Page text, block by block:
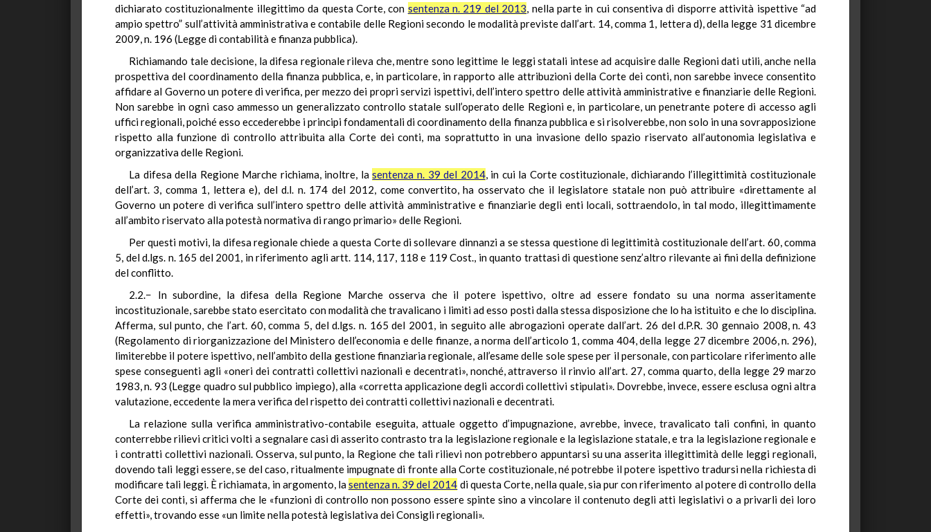
dichiarato costituzionalmente illegittimo da questa Corte, con sentenza n. 219 del 2013, nella parte in cui consentiva di disporre attività ispettive “ad
ampio spettro” sull’attività amministrativa e contabile delle Regioni secondo le modalità previste dall’art. 14, comma 1, lettera d), della legge 31 dicembre
2009, n. 196 (Legge di contabilità e finanza pubblica).
Richiamando tale decisione, la difesa regionale rileva che, mentre sono legittime le leggi statali intese ad acquisire dalle Regioni dati utili, anche nella
prospettiva del coordinamento della finanza pubblica, e, in particolare, in rapporto alle attribuzioni della Corte dei conti, non sarebbe invece consentito
affidare al Governo un potere di verifica, per mezzo dei propri servizi ispettivi, dell’intero spettro delle attività amministrative e finanziarie delle Regioni.
Non sarebbe in ogni caso ammesso un generalizzato controllo statale sull’operato delle Regioni e, in particolare, un penetrante potere di accesso agli
uffici regionali, poiché esso eccederebbe i principi fondamentali di coordinamento della finanza pubblica e si risolverebbe, non solo in una sovrapposizione
rispetto alla funzione di controllo attribuita alla Corte dei conti, ma soprattutto in una invasione dello spazio riservato all’autonomia legislativa e
organizzativa delle Regioni.
La difesa della Regione Marche richiama, inoltre, lasentenza n. 39 del 2014, in cui la Corte costituzionale, dichiarando l’illegittimità costituzionale
dell’art. 3, comma 1, lettera e), del d.l. n. 174 del 2012, come convertito, ha osservato che il legislatore statale non può attribuire «direttamente al
Governo un potere di verifica sull’intero spettro delle attività amministrative e finanziarie degli enti locali, sottraendolo, in tal modo, illegittimamente
all’ambito riservato alla potestà normativa di rango primario» delle Regioni.
Per questi motivi, la difesa regionale chiede a questa Corte di sollevare dinnanzi a se stessa questione di legittimità costituzionale dell’art. 60, comma
5, del d.lgs. n. 165 del 2001, in riferimento agli artt. 114, 117, 118 e 119 Cost., in quanto trattasi di questione senz’altro rilevante ai fini della definizione
del conflitto.
2.2.− In subordine, la difesa della Regione Marche osserva che il potere ispettivo, oltre ad essere fondato su una norma asseritamente
incostituzionale, sarebbe stato esercitato con modalità che travalicano i limiti ad esso posti dalla stessa disposizione che lo ha istituito e che lo disciplina.
Afferma, sul punto, che l’art. 60, comma 5, del d.lgs. n. 165 del 2001, in seguito alle abrogazioni operate dall’art. 26 del d.P.R. 30 gennaio 2008, n. 43
(Regolamento di riorganizzazione del Ministero dell’economia e delle finanze, a norma dell’articolo 1, comma 404, della legge 27 dicembre 2006, n. 296),
limiterebbe il potere ispettivo, nell’ambito della gestione finanziaria regionale, all’esame delle sole spese per il personale, con particolare riferimento alle
spese conseguenti agli «oneri dei contratti collettivi nazionali e decentrati», nonché, attraverso il rinvio all’art. 27, comma quarto, della legge 29 marzo
1983, n. 93 (Legge quadro sul pubblico impiego), alla «corretta applicazione degli accordi collettivi stipulati». Dovrebbe, invece, essere esclusa ogni altra
valutazione, eccedente la mera verifica del rispetto dei contratti collettivi nazionali e decentrati.
La relazione sulla verifica amministrativo-contabile eseguita, attuale oggetto d’impugnazione, avrebbe, invece, travalicato tali confini, in quanto
conterrebbe rilievi critici volti a segnalare casi di asserito contrasto tra la legislazione regionale e la legislazione statale, e tra la legislazione regionale e
i contratti collettivi nazionali. Osserva, sul punto, la Regione che tali rilievi non potrebbero appuntarsi su una asserita illegittimità delle leggi regionali,
dovendo tali leggi essere, se del caso, ritualmente impugnate di fronte alla Corte costituzionale, né potrebbe il potere ispettivo tradursi nella richiesta di
modificare tali leggi. È richiamata, in argomento, lasentenza n. 39 del 2014 di questa Corte, nella quale, sia pur con riferimento al potere di controllo della
Corte dei conti, si afferma che le «funzioni di controllo non possono essere spinte sino a vincolare il contenuto degli atti legislativi o a privarli dei loro
effetti», trovando esse «un limite nella potestà legislativa dei Consigli regionali».